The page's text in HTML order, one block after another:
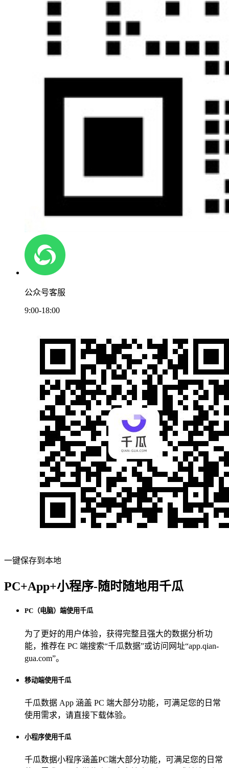
公众号客服
9:00-18:00
一键保存到本地
PC+App+小程序-随时随地用千瓜
PC（电脑）端使用千瓜
为了更好的用户体验，获得完整且强大的数据分析功
能，推荐在 PC 端搜索“千瓜数据”或访问网址“app.qian-
gua.com”。
移动端使用千瓜
千瓜数据 App 涵盖 PC 端大部分功能，可满足您的日常
使用需求，请直接下载体验。
小程序使用千瓜
千瓜数据小程序涵盖PC端大部分功能，可满足您的日常